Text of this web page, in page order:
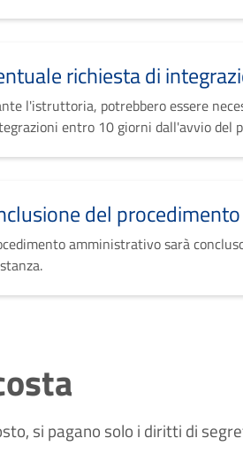
richiesta di
l'istruttoria, potrebbero essere
entro 10 giorni dall'avvio del
del procedimento
amministrativo sarà
si pagano solo i diritti di